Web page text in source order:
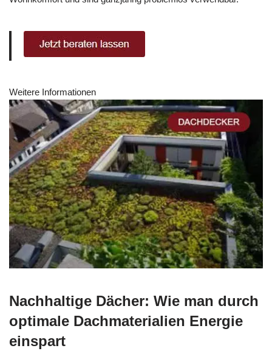
Weitere Informationen
Nachhaltige Dächer: Wie man durch
optimale Dachmaterialien Energie
einspart